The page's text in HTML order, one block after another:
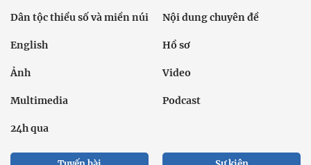
Dân tộc thiểu số và miền núi Nội dung chuyên đề
English Hồ sơ
Ảnh Video
Multimedia Podcast
24h qua